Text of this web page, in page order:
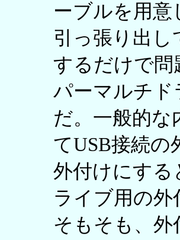
ーブルを用
引っ張り出し
するだけで問
パーマルチド
だ。一般的
てUSB接続
外付けにする
ライブ用の
そもそも、外